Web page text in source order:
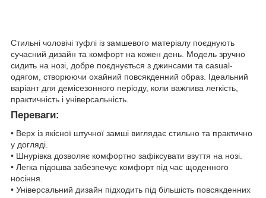
Стильні чоловічі туфлі із замшевого матеріалу поєднують
сучасний дизайн та комфорт на кожен день. Модель зручно
сидить на нозі, добре поєднується з джинсами та casual-
одягом, створюючи охайний повсякденний образ. Ідеальний
варіант для демісезонного періоду, коли важлива легкість,
практичність і універсальність.
Переваги:
• Верх із якісної штучної замші виглядає стильно та практично
у догляді.
• Шнурівка дозволяє комфортно зафіксувати взуття на нозі.
• Легка підошва забезпечує комфорт під час щоденного
носіння.
• Універсальний дизайн підходить під більшість повсякденних